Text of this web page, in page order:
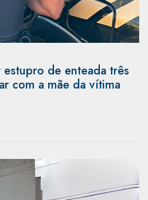
de enteada três
com a mãe da vítima